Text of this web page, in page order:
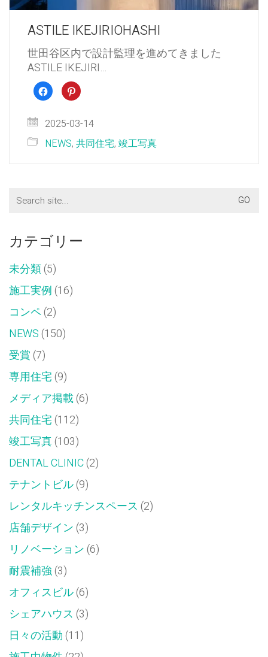
ASTILE IKEJIRIOHASHI
世田谷区内で設計監理を進めてきました
ASTILE IKEJIRI…
Facebook
で
す
る
は
ク
だ
さ
い
ウ
ィ
ド
ウ
で
き
ま
す)
ク
リ
し
て
で
共
ま
2025-03-14
NEWS, 共同住宅, 竣工写真
Search
for:
カテゴリー
未分類(5)
施工実例(16)
コンペ(2)
NEWS(150)
受賞(7)
専用住宅(9)
メディア掲載(6)
共同住宅(112)
竣工写真(103)
DENTAL CLINIC(2)
テナントビル(9)
レンタルキッチンスペース (2)
店舗デザイン(3)
リノベーション(6)
耐震補強(3)
オフィスビル(6)
シェアハウス (3)
日々の活動(11)